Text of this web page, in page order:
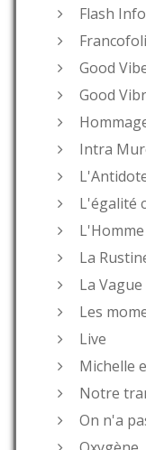
Flash
Good
Good
Intra
L'égalité
La
La
Les
Live
Michelle
Notre
On n'a